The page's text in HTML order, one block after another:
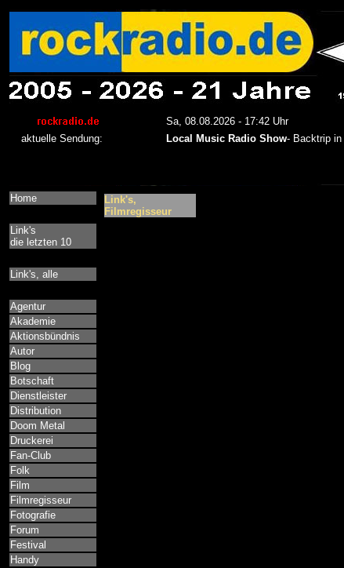
Home
Link's
die letzten 10
Link's, alle
Agentur
Akademie
Aktionsbündnis
Autor
Blog
Botschaft
Dienstleister
Distribution
Doom Metal
Druckerei
Fan-Club
Folk
Film
Filmregisseur
Fotografie
Forum
Festival
Handy
Link's,
Filmregisseur